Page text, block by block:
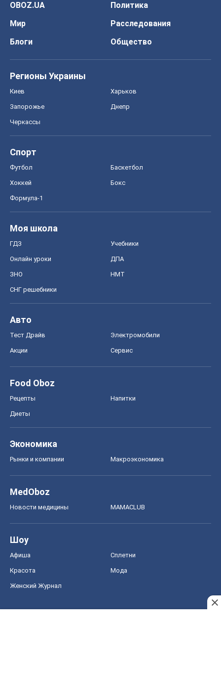
OBOZ.UA
Политика
Мир
Расследования
Блоги
Общество
Регионы Украины
Киев Харьков
Запорожье Днепр
Черкассы
Спорт
Футбол Баскетбол
Хоккей Бокс
Формула-1
Моя школа
ГДЗ Учебники
Онлайн уроки ДПА
ЗНО НМТ
СНГ решебники
Авто
Тест Драйв Электромобили
Акции Сервис
Food Oboz
Рецепты Напитки
Диеты
Экономика
Рынки и компании Mакроэкономика
MedOboz
Новости медицины MAMACLUB
Шоу
Афиша Сплетни
Красота Мода
Женский Журнал